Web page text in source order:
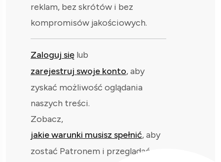
reklam, bez skrótów i bez
kompromisów jakościowych.
Zaloguj się lub
zarejestruj swoje konto, aby
zyskać możliwość oglądania
naszych treści.
Zobacz,
jakie warunki musisz spełnić, aby
zostać Patronem i przeglądać